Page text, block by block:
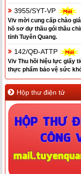
3955/SYT-VP
V/v mời cung cấp chào
hồ sơ dự thầu gói thầu
tỉnh Tuyên Quang.
142/QĐ-ATTP
V/v Thu hồi hiệu lực giấy
thực phẩm bảo vệ sức
Hộp thư điện tử